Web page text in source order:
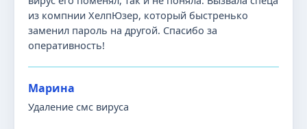
из компнии ХелпЮзер, который быстренько
заменил пароль на другой. Спасибо за
оперативность!
Марина
Удаление смс вируса